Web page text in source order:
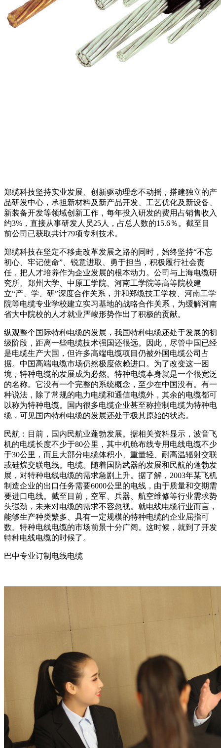
郑缆科技坚持实业发展、创新驱动理念不动摇，搭建独立的产
品研发中心，承担新材料及新产品开发、工艺优化及新设备、
新装备开发等领域创新工作，每年投入研发的费用占销售收入
约3%，直接从事研发人员25人，占总人数的15.6％。截至目
前公司已获取共计79项专利技术。
郑缆科技在坚定不移走改革发展之路的同时，始终坚持“不忘
初心、牢记使命”、锐意进取、勇于担当，积极履行社会责
任，把人才培养作为企业发展的根本动力。公司与上海电缆研
究所、郑州大学、中原工学院、河南工学院等高等院校建
立“产、学、研”深度合作关系，并和郑缆技工学校、河南工学
院等电缆专业学校建立实习基地的战略合作关系，为缓解河南
省大中院校的人才就业严峻形势作出了积极的贡献。
纵观整个国际特种电缆的发展，我国特种电缆还处于发展的初
级阶段，距离一些电缆技术强国还很远。因此，尽管中国已经
是电缆生产大国，但许多高端电缆项目仍被外国电缆公司占
据。中国高端电缆市场仍然极度依赖进口。为了改变这一困
境，特种电缆的发展成为必然。特种电缆本身就是一个很宽泛
的名称。它没有一个完整的系统概念，至少在中国没有。有一
种说法，除了常规的电力电缆和通信电缆外，其余的电缆都可
以称为特种电缆。国内很多电缆企业甚至称控制电缆为特种电
缆，可见国内特种电缆的发展还处于极其原始的状态。
民航：目前，国内民航业蓬勃发展。据相关资料显示，波音飞
机的电缆长度不少于80公里，其中机舱布线专用电线电缆不少
于30公里，而且大部分电缆体积小、重量轻、耐高温辐射交联
或硅烷交联电线。电缆。随着国防武器的发展和民航的蓬勃发
展，对特种电线电缆的需求急剧上升。据了解，2003年某飞机
制造企业的出口任务需要6000公里的电线，由于质量和交期需
要进口电线。截至目前，空军、兵器、航空维修等行业需求势
头强劲，未来对电缆的需求不容忽视。就电线电缆行业而言，
能够生产种类繁多、具有一定规模的特种电缆的企业屈指可
数。特种电线电缆的市场前景十分广阔。这时候，就到了开发
特种电线电缆的时候了。
巴中专业订制电线电缆